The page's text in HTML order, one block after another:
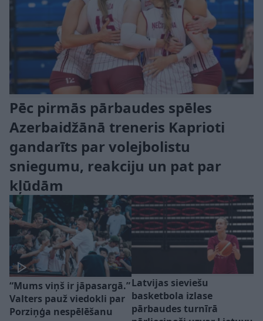
Pēc pirmās pārbaudes spēles
Azerbaidžānā treneris Kaprioti
gandarīts par volejbolistu
sniegumu, reakciju un pat par
kļūdām
“Mums viņš ir jāpasargā.”
Valters pauž viedokli par
Porziņģa nespēlēšanu
Latvijas sieviešu
basketbola izlase
pārbaudes turnīrā